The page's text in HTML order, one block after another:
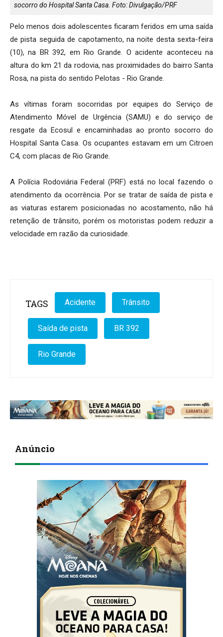
socorro do Hospital Santa Casa. Foto: Divulgação/PRF
Pelo menos dois adolescentes ficaram feridos em uma saída
de pista seguida de capotamento, na noite desta sexta-feira
(10), na BR 392, em Rio Grande. O acidente aconteceu na
altura do km 21 da rodovia, nas proximidades do bairro Santa
Rosa, na pista do sentido Pelotas - Rio Grande.
As vítimas foram socorridas por equipes do Serviço de
Atendimento Móvel de Urgência (SAMU) e do serviço de
resgate da Ecosul e encaminhadas ao pronto socorro do
Hospital Santa Casa. Os ocupantes estavam em um Citroen
C4, com placas de Rio Grande.
A Polícia Rodoviária Federal (PRF) está no local fazendo o
atendimento da ocorrência. Por se tratar de saída de pista e
as viaturas estarem posicionadas no acostamento, não há
retenção de trânsito, porém os motoristas podem reduzir a
velocidade em razão da curiosidade.
TAGS Acidente Trânsito
Saída de pista BR 392
Rio Grande
Anúncio